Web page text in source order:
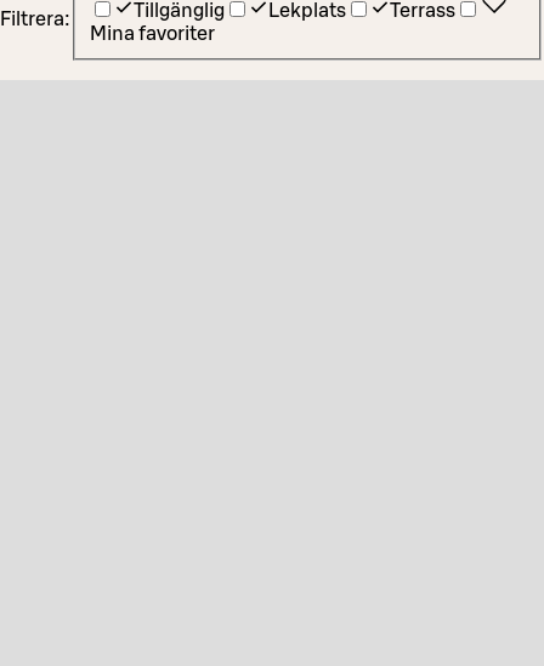
Filtrera: Tillgänglig Lekplats
Terrass
Mina favoriter